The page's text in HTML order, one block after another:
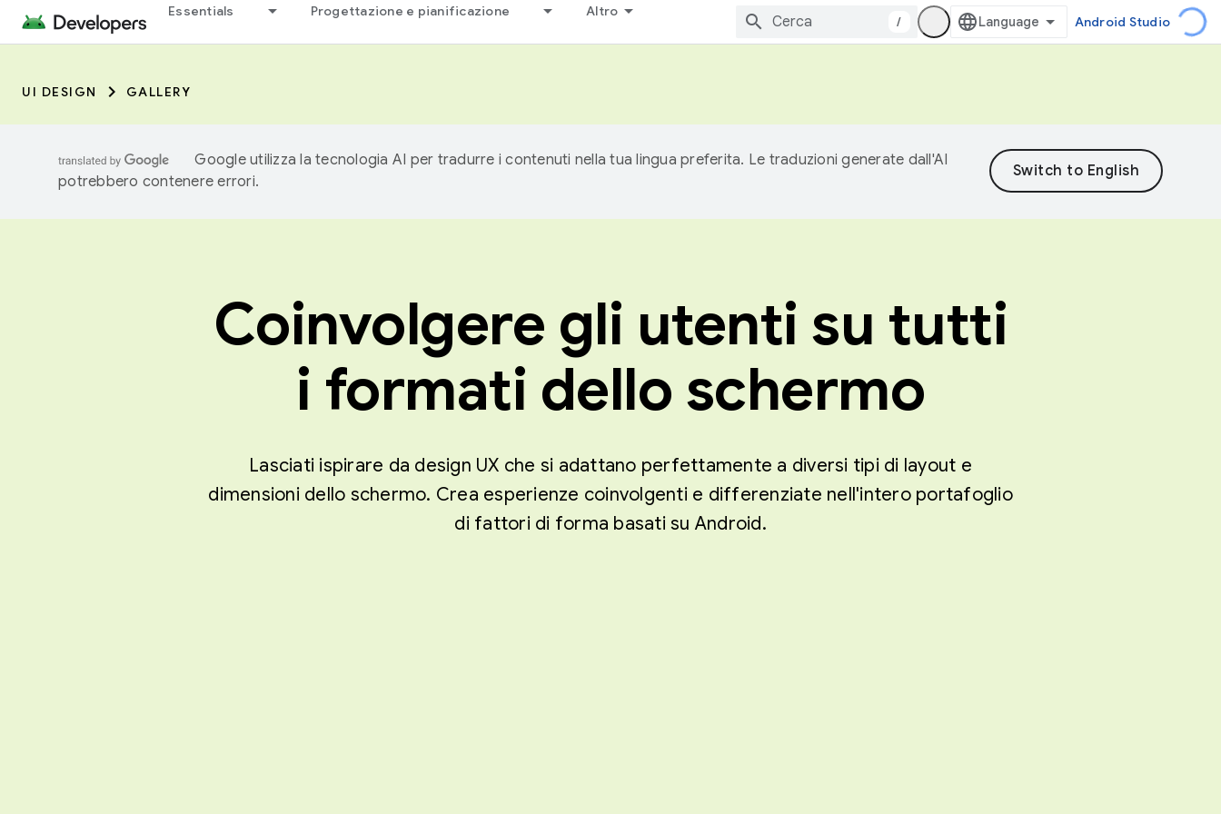
Essentials Progettazione e pianificazione Altro
/ Android Studio
UI DESIGN GALLERY
Google utilizza la tecnologia AI per tradurre i contenuti nella tua lingua preferita. Le traduzioni generate dall'AI
potrebbero contenere errori.
Coinvolgere gli utenti su tutti
i formati dello schermo
Lasciati ispirare da design UX che si adattano perfettamente a diversi tipi di layout e
dimensioni dello schermo. Crea esperienze coinvolgenti e differenziate nell'intero portafoglio
di fattori di forma basati su Android.